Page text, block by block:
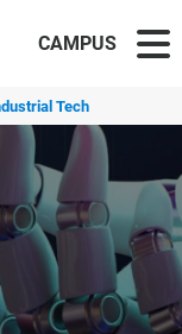
CAMPUS
Tech